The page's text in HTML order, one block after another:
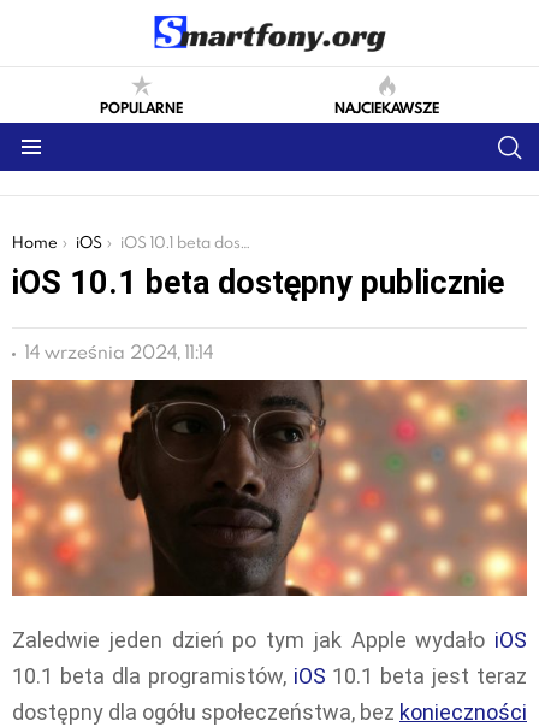
POPULARNE NAJCIEKAWSZE
You are here:
Home iOS iOS 10.1 beta dostępny publicznie
iOS 10.1 beta dostępny publicznie
14 września 2024, 11:14
Zaledwie jeden dzień po tym jak Apple wydało iOS
10.1 beta dla programistów, iOS 10.1 beta jest teraz
dostępny dla ogółu społeczeństwa, bez konieczności